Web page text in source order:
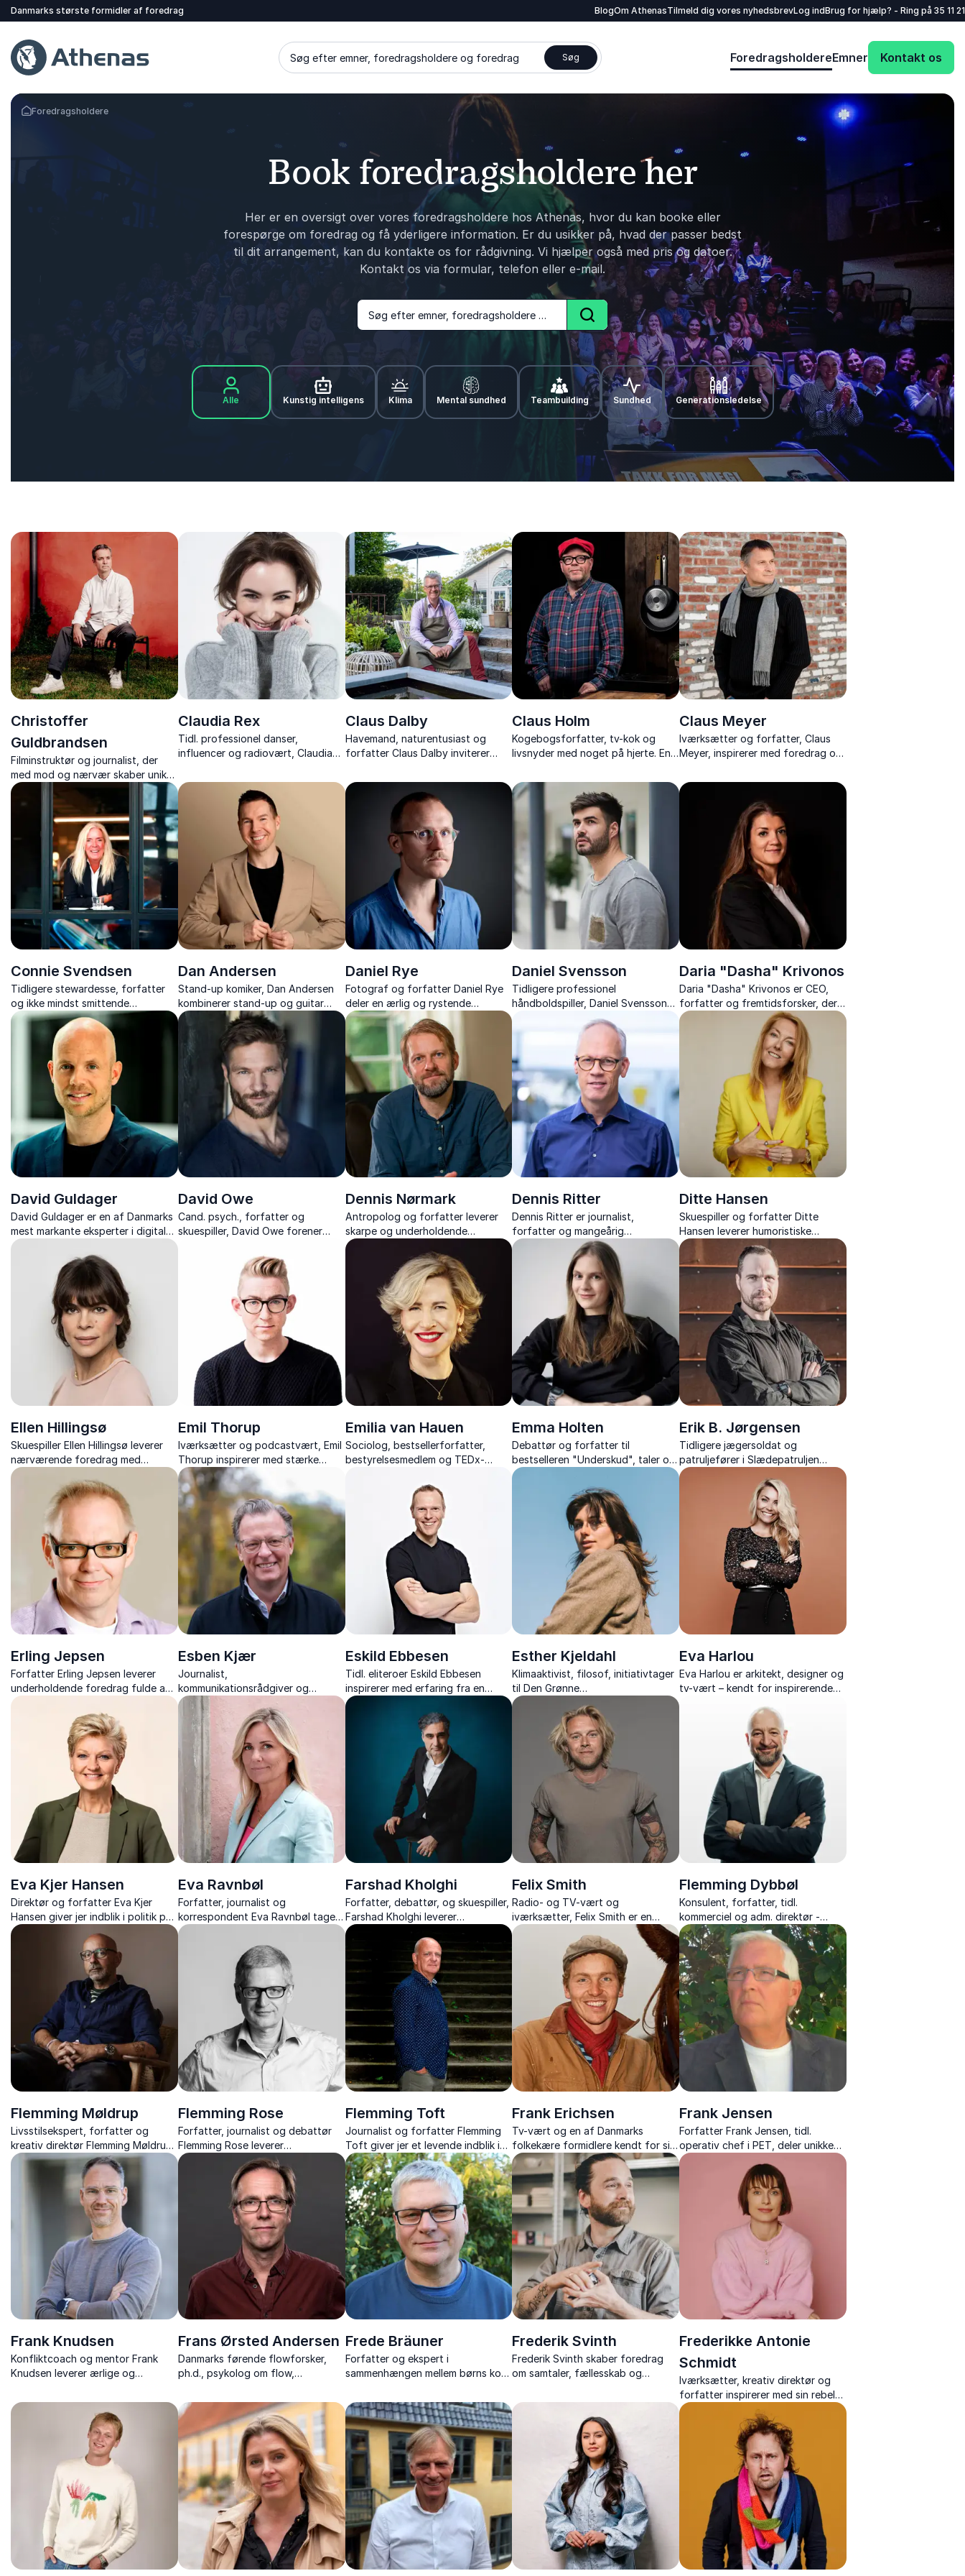
Danmarks største formidler af foredrag BlogOm AthenasTilmeld dig vores nyhedsbrevLog indBrug for hjælp? - Ring på 35 11
Søg efter emner, foredragsholdere og foredrag Søg ForedragsholdereEmner Kontakt os
Tilbage til forsiden
Foredragsholdere
Book foredragsholdere her
Her er en oversigt over vores foredragsholdere hos Athenas, hvor du kan booke eller
forespørge om foredrag og få yderligere information. Er du usikker på, hvad der passer bedst
til dit arrangement, kan du kontakte os for rådgivning. Vi hjælper også med pris og datoer.
Kontakt os via formular, telefon eller e-mail.
Søg efter emner, foredragsholdere og foredrag Søg
Alle Kunstig intelligens Klima Mental sundhed Teambuilding Sundhed Generationsledelse
Christoffer
Guldbrandsen
Filminstruktør og journalist, der
med mod og nærvær skaber unikke
indsigter i politik, magt og
fortælling.
Claudia Rex
Tidl. professionel danser,
influencer og radiovært, Claudia
succes, psykisk sygdom og
livsmod i inspirerende og gribende
foredrag.
Claus Dalby
Havemand, naturentusiast og
forfatter Claus Dalby inviterer
blomstrende univers fyldt med
inspiration, kreative idéer og
fortællinger.
Claus Holm
Kogebogsforfatter, tv-kok og
livsnyder med noget på hjerte. En
kendt for sin ærlighed og store
smag for livet.
Claus Meyer
Iværksætter og forfatter, Claus
Meyer, inspirerer med foredrag om
værtskab og socialt ansvar.
Connie Svendsen
Tidligere stewardesse, forfatter
og ikke mindst smittende
foredragsholder med
arbejdsglæde, humor og erfaring
fra 30 år i luften.
Dan Andersen
Stand-up komiker, Dan Andersen
kombinerer stand-up og guitar
med personlige historier, og
balancerer humor, musik og sårbar
ærlighed.
Daniel Rye
Fotograf og forfatter Daniel Rye
deler en ærlig og rystende
fortælling om fangenskab,
overlevelse og livet efter.
Daniel Svensson
Tidligere professionel
håndboldspiller, Daniel Svensson
motiverer med sin inspirerende
fortælling om håndbold,
kræftkamp og livsvilje.
Daria "Dasha" Krivonos
Daria "Dasha" Krivonos er CEO,
forfatter og fremtidsforsker, der
inspirerer med skarpe analyser af
megatrends og fremtidens
David Guldager
David Guldager er en af Danmarks
mest markante eksperter i digitale
trends, gadgets og fremtidens
David Owe
Cand. psych., forfatter og
skuespiller, David Owe forener
foredrag, der inspirerer til styrke,
trivsel og nye vaner.
Dennis Nørmark
Antropolog og forfatter leverer
skarpe og underholdende
foredrag om pseudoarbejde,
kulturforståelse og fremtidens
arbejdsmarked.
Dennis Ritter
Dennis Ritter er journalist,
forfatter og mangeårig
kommentator på Tour de France.
Hør om sportens drama, historie
og kultur med både indsigt og
Ditte Hansen
Skuespiller og forfatter Ditte
Hansen leverer humoristiske
foredrag om kvindeliv, selvkritik og
det uperfekte liv med varme og
skarphed.
Ellen Hillingsø
Skuespiller Ellen Hillingsø leverer
nærværende foredrag med
selvironi, indsigt og inspirerende
historier fra et liv på og bag
Emil Thorup
Iværksætter og podcastvært, Emil
Thorup inspirerer med stærke
foredrag om iværksætteri,
motivation, sundhed og troen på
egne drømme.
Emilia van Hauen
Sociolog, bestsellerforfatter,
bestyrelsesmedlem og TEDx-
Emma Holten
Debattør og forfatter til
bestselleren "Underskud", taler om
sammenhængen mellem værdi,
omsorg og samfundsøkonomi.
Erik B. Jørgensen
Tidligere jægersoldat og
patruljefører i Slædepatruljen
Sirius, kendt fra TV 2-
seersuccesen “Korpset” og som
forfatter, der med friluftsliv
inspirerer samarbejde.
Erling Jepsen
Forfatter Erling Jepsen leverer
underholdende foredrag fulde af
tragikomiske fortællinger og
indsigter fra sit anerkendte
forfatterskab.
Esben Kjær
Journalist,
kommunikationsrådgiver og
forfatter, giver nye perspektiver
på livet, døden og arbejdslivet
Eskild Ebbesen
Tidl. eliteroer Eskild Ebbesen
inspirerer med erfaring fra en
historisk OL-karriere og giver jer
konkrete værktøjer til motivation,
samarbejde og sundhed.
Esther Kjeldahl
Klimaaktivist, filosof, initiativtager
til Den Grønne
Studenterbevægelse, forfatter og
Eva Harlou
Eva Harlou er arkitekt, designer og
tv-vært – kendt for inspirerende
Eva Kjer Hansen
Direktør og forfatter Eva Kjer
Hansen giver jer indblik i politik på
alle niveauer – fra Christiansborg
til EU – med skarpe analyser og
Eva Ravnbøl
Forfatter, journalist og
korrespondent Eva Ravnbøl tager
jer med bag facaden i Italien – fra
kultur og mad til politik, religion og
Farshad Kholghi
Forfatter, debattør, og skuespiller,
Farshad Kholghi leverer
tankevækkende og underholdende
foredrag om kulturmøder,
selvudvikling og integration.
Felix Smith
Radio- og TV-vært og
iværksætter, Felix Smith er en
karismatisk profil, der sikrer energi,
nærvær og humor som
konferencier eller ordstyrer.
Flemming Dybbøl
Konsulent, forfatter, tidl.
kommerciel og adm. direktør -
forener benhård erhvervsstrategi
med rockens kreativitet i foredrag
om ledelse, innovation og samspil.
Flemming Møldrup
Livsstilsekspert, forfatter og
kreativ direktør Flemming Møldrup
giver indblik i kommunikation,
purpose og livet i forandring –
fortalt med varme og skarphed.
Flemming Rose
Forfatter, journalist og debattør
Flemming Rose leverer
tankevækkende foredrag om
ytringsfrihed, Muhammed-krisen
og Europas politiske udfordringer.
Flemming Toft
Journalist og forfatter Flemming
Toft giver jer et levende indblik i
sport, journalistik og kultur.
Frank Erichsen
Tv-vært og en af Danmarks
folkekære formidlere kendt for sin
jordnærhed og kærlighed til
naturen - Inspirerer til at tænke
bæredygtigt og tage ansvar for
fremtiden.
Frank Jensen
Forfatter Frank Jensen, tidl.
operativ chef i PET, deler unikke
indsigter i terrortrusler, spionage
og Danmarks hemmelige tjeneste.
Frank Knudsen
Konfliktcoach og mentor Frank
Knudsen leverer ærlige og
konflikthåndtering, relationer og
trivsel – med humor og praktiske
Frans Ørsted Andersen
Danmarks førende flowforsker,
ph.d., psykolog om flow,
mental robusthed.
Frede Bräuner
Forfatter og ekspert i
sammenhængen mellem børns kost
Frederik Svinth
Frederik Svinth skaber foredrag
om samtaler, fællesskab og
sprog, der rammer det, vi alle
Frederikke Antonie
Schmidt
Iværksætter, kreativ direktør og
forfatter inspirerer med sin rebelsk
ærlighed, sit mod og sin rejse fra
idé til ikonisk skobrand.